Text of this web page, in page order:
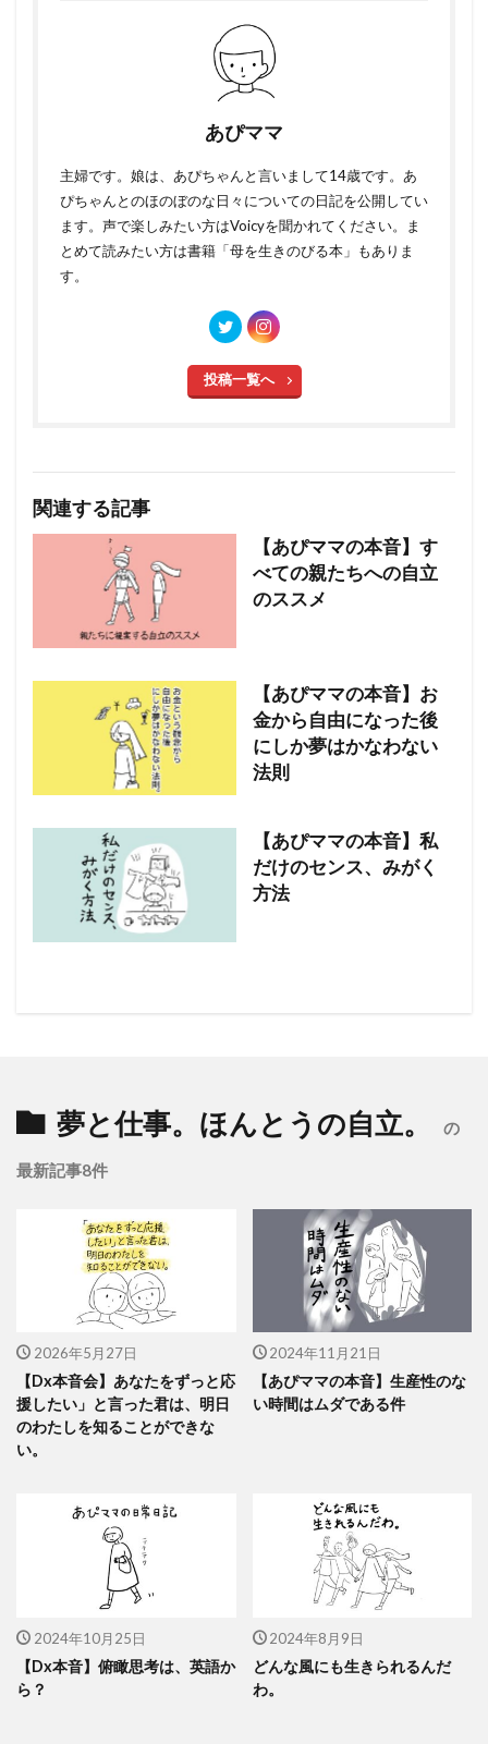
あぴママ
主婦です。娘は、あぴちゃんと言いまして14歳です。あ
ぴちゃんとのほのぼのな日々についての日記を公開してい
ます。声で楽しみたい方はVoicyを聞かれてください。ま
とめて読みたい方は書籍「母を生きのびる本」もありま
す。
投稿一覧へ
関連する記事
【あぴママの本音】す
べての親たちへの自立
のススメ
【あぴママの本音】お
金から自由になった後
にしか夢はかなわない
法則
【あぴママの本音】私
だけのセンス、みがく
方法
夢と仕事。ほんとうの自立。 の
最新記事8件
2026年5月27日
【Dx本音会】あなたをずっと応
援したい」と言った君は、明日
のわたしを知ることができな
い。
2024年11月21日
【あぴママの本音】生産性のな
い時間はムダである件
2024年10月25日
【Dx本音】俯瞰思考は、英語か
ら？
2024年8月9日
どんな風にも生きられるんだ
わ。